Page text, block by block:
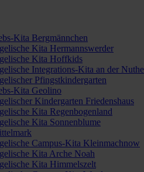
Kita Bergmännchen
Kita Hermannswerder
Kita Hoffkids
Integrations-Kita an der Nuthe
Pfingstkindergarten
Kita Geolino
Kindergarten Friedenshaus
Kita Regenbogenland
Kita Sonnenblume
Campus-Kita Kleinmachnow
Kita Arche Noah
Kita Himmelszelt